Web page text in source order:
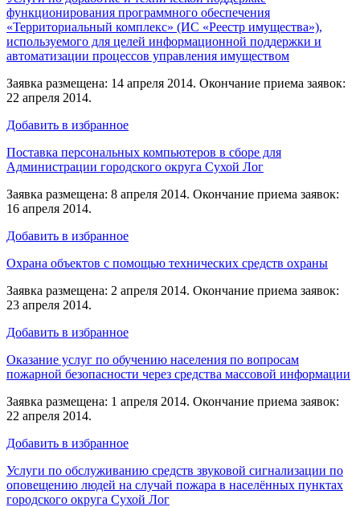
функционирования программного обеспечения
«Территориальный комплекс» (ИС «Реестр имущества»),
используемого для целей информационной поддержки и
автоматизации процессов управления имуществом
Заявка размещена: 14 апреля 2014. Окончание приема заявок:
22 апреля 2014.
Добавить в избранное
Поставка персональных компьютеров в сборе для
Администрации городского округа Сухой Лог
Заявка размещена: 8 апреля 2014. Окончание приема заявок:
16 апреля 2014.
Добавить в избранное
Охрана объектов с помощью технических средств охраны
Заявка размещена: 2 апреля 2014. Окончание приема заявок:
23 апреля 2014.
Добавить в избранное
Оказание услуг по обучению населения по вопросам
пожарной безопасности через средства массовой информации
Заявка размещена: 1 апреля 2014. Окончание приема заявок:
22 апреля 2014.
Добавить в избранное
Услуги по обслуживанию средств звуковой сигнализации по
оповещению людей на случай пожара в населённых пунктах
городского округа Сухой Лог